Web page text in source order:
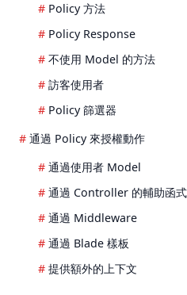
Policy 方法
Policy Response
不使用 Model 的方法
訪客使用者
Policy 篩選器
通過 Policy 來授權動作
通過使用者 Model
通過 Controller 的輔助函式
通過 Middleware
通過 Blade 樣板
提供額外的上下文